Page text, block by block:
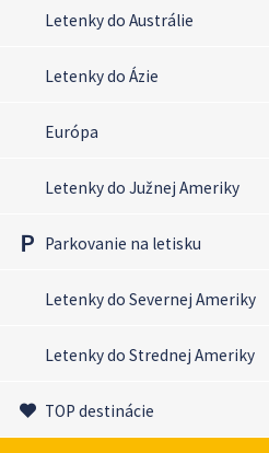
Letenky do Austrálie
Letenky do Ázie
Európa
Letenky do Južnej Ameriky
Parkovanie na letisku
Letenky do Severnej Ameriky
Letenky do Strednej Ameriky
TOP destinácie